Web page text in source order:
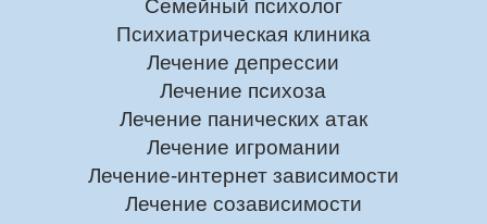
Семейный психолог
Психиатрическая клиника
Лечение депрессии
Лечение психоза
Лечение панических атак
Лечение игромании
Лечение-интернет зависимости
Лечение созависимости